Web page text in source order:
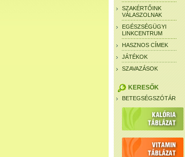
SZAKÉRTŐINK
VÁLASZOLNAK
EGÉSZSÉGÜGYI
LINKCENTRUM
HASZNOS CÍMEK
JÁTÉKOK
SZAVAZÁSOK
KERESŐK
BETEGSÉGSZÓTÁR